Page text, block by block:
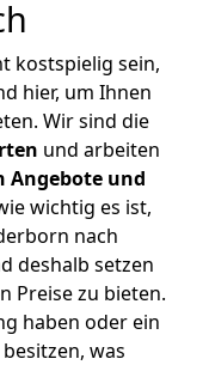
kostspielig sein,
hier, um Ihnen
Wir sind die
und arbeiten
Angebote und
wichtig es ist,
nach
deshalb setzen
Preise zu bieten.
haben oder ein
was